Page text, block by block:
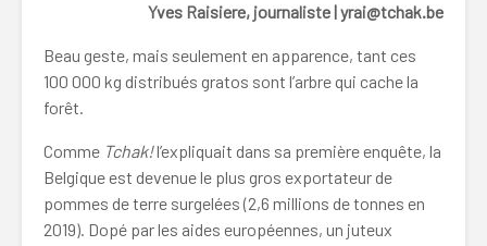
Yves Raisiere, journaliste | yrai@tchak.be
Beau geste, mais seulement en apparence, tant ces
100 000 kg distribués gratos sont l’arbre qui cache la
forêt.
Comme Tchak!l’expliquait dans sa première enquête, la
Belgique est devenue le plus gros exportateur de
pommes de terre surgelées (2,6 millions de tonnes en
2019). Dopé par les aides européennes, un juteux